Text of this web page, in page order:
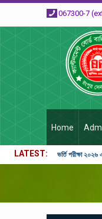
067300-7
Home
LATEST ভর্তি পরীক্ষা